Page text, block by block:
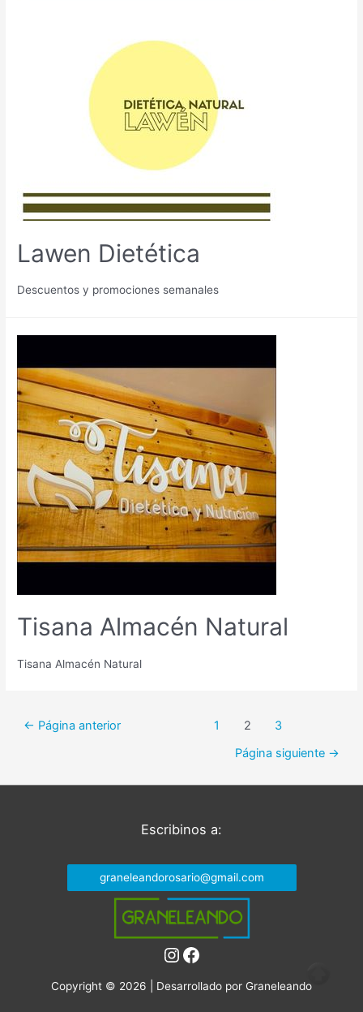
Lawen Dietética
Descuentos y promociones semanales
Tisana Almacén Natural
Tisana Almacén Natural
Navegación
← Página anterior 1 2
3
Página siguiente →
Escribinos a:
graneleandorosario@gmail.com
Instagram Facebook
Copyright © 2026 | Desarrollado por Graneleando